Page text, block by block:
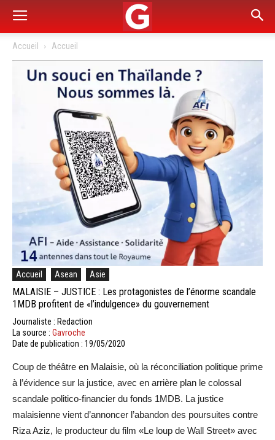
Accueil Accueil
Accueil Asean Asie
MALAISIE – JUSTICE : Les protagonistes de l’énorme scandale
1MDB profitent de «l’indulgence» du gouvernement
Journaliste : Redaction
La source : Gavroche
Date de publication : 19/05/2020
Coup de théâtre en Malaisie, où la réconciliation politique prime
à l’évidence sur la justice, avec en arrière plan le colossal
scandale politico-financier du fonds 1MDB. La justice
malaisienne vient d’annoncer l’abandon des poursuites contre
Riza Aziz, le producteur du film «Le loup de Wall Street» avec